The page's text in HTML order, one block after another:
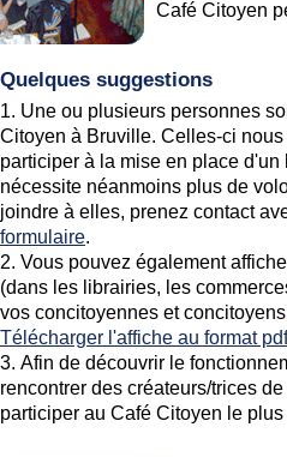
Café Citoyen
Quelques suggestions
Une ou plusieurs personnes
Citoyen à Bruville. Celles-ci
participer à la mise en place
nécessite néanmoins plus de
joindre à elles, prenez contact
formulaire.
Vous pouvez également
(dans les librairies, les
vos concitoyennes et
Télécharger l'affiche au format pdf
Afin de découvrir le
rencontrer des créateurs/trices
participer au Café Citoyen le